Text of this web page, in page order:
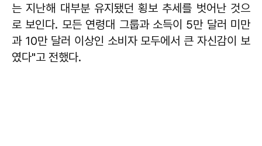
는 지난해 대부분 유지됐던 횡보 추세를 벗어난 것으
로 보인다. 모든 연령대 그룹과 소득이 5만 달러 미만
과 10만 달러 이상인 소비자 모두에서 큰 자신감이 보
였다"고 전했다.